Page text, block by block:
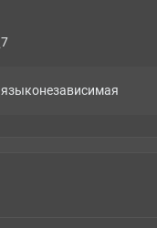
7
языконезависимая